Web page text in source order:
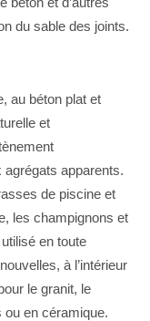
du sable des joints.
au béton plat et
et
apparents.
de piscine et
les champignons et
en toute
à l’intérieur
le granit, le
ou en céramique.